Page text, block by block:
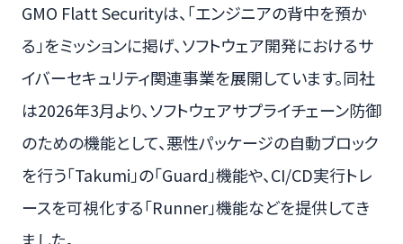
GMO Flatt Securityは、「エンジニアの背中を預か
る」をミッションに掲げ、ソフトウェア開発におけるサ
イバーセキュリティ関連事業を展開しています。同社
は2026年3月より、ソフトウェアサプライチェーン防御
のための機能として、悪性パッケージの自動ブロック
を行う「Takumi」の「Guard」機能や、CI/CD実行トレ
ースを可視化する「Runner」機能などを提供してき